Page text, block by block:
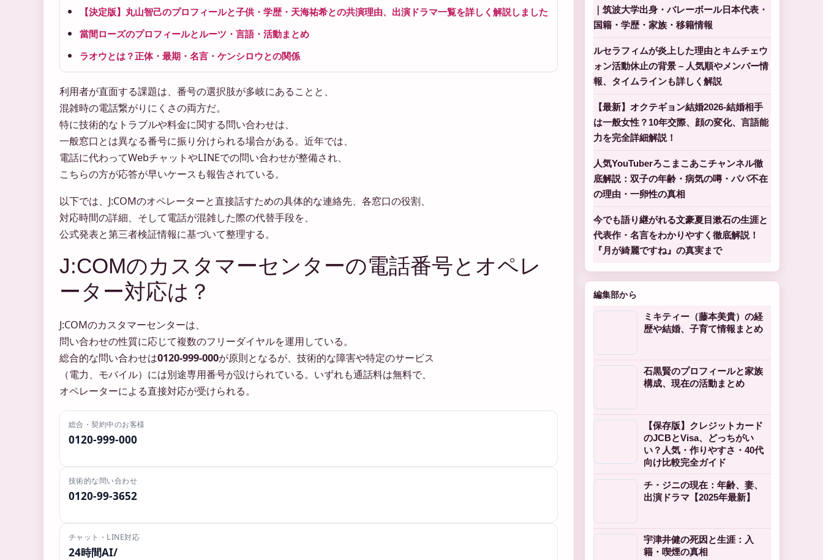
【決定版】丸山智己のプロフィールと子供・学歴・天海祐希との共演理由、出演ドラマ一覧を詳しく解説しました
當間ローズのプロフィールとルーツ・言語・活動まとめ
ラオウとは？正体・最期・名言・ケンシロウとの関係
利用者が直面する課題は、番号の選択肢が多岐にあることと、
混雑時の電話繋がりにくさの両方だ。
特に技術的なトラブルや料金に関する問い合わせは、
一般窓口とは異なる番号に振り分けられる場合がある。近年では、
電話に代わってWebチャットやLINEでの問い合わせが整備され、
こちらの方が応答が早いケースも報告されている。
以下では、J:COMのオペレーターと直接話すための具体的な連絡先、各窓口の役割、
対応時間の詳細、そして電話が混雑した際の代替手段を、
公式発表と第三者検証情報に基づいて整理する。
J:COMのカスタマーセンターの電話番号とオペレ
ーター対応は？
J:COMのカスタマーセンターは、
問い合わせの性質に応じて複数のフリーダイヤルを運用している。
総合的な問い合わせは0120-999-000が原則となるが、技術的な障害や特定のサービス
（電力、モバイル）には別途専用番号が設けられている。いずれも通話料は無料で、
オペレーターによる直接対応が受けられる。
総合・契約中のお客様
0120-999-000
技術的な問い合わせ
0120-99-3652
チャット・LINE対応
24時間AI/
｜筑波大学出身・バレーボール日本代表・
国籍・学歴・家族・移籍情報
ルセラフィムが炎上した理由とキムチェウ
ォン活動休止の背景 – 人気順やメンバー情
報、タイムラインも詳しく解説
【最新】オクテギョン結婚2026-結婚相手
は一般女性？10年交際、顔の変化、言語能
力を完全詳細解説！
人気YouTuberろこまこあこチャンネル徹
底解説：双子の年齢・病気の噂・パパ不在
の理由・一卵性の真相
今でも語り継がれる文豪夏目漱石の生涯と
代表作・名言をわかりやすく徹底解説！
『月が綺麗ですね』の真実まで
編集部から
ミキティー（藤本美貴）の経
歴や結婚、子育て情報まとめ
石黒賢のプロフィールと家族
構成、現在の活動まとめ
【保存版】クレジットカード
のJCBとVisa、どっちがい
い？人気・作りやすさ・40代
向け比較完全ガイド
チ・ジニの現在：年齢、妻、
出演ドラマ【2025年最新】
宇津井健の死因と生涯：入
籍・喫煙の真相